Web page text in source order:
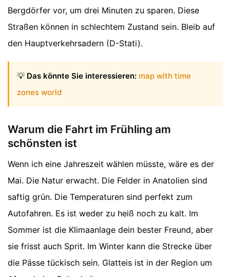
Bergdörfer vor, um drei Minuten zu sparen. Diese
Straßen können in schlechtem Zustand sein. Bleib auf
den Hauptverkehrsadern (D-Stati).
💡 Das könnte Sie interessieren: map with time
zones world
Warum die Fahrt im Frühling am
schönsten ist
Wenn ich eine Jahreszeit wählen müsste, wäre es der
Mai. Die Natur erwacht. Die Felder in Anatolien sind
saftig grün. Die Temperaturen sind perfekt zum
Autofahren. Es ist weder zu heiß noch zu kalt. Im
Sommer ist die Klimaanlage dein bester Freund, aber
sie frisst auch Sprit. Im Winter kann die Strecke über
die Pässe tückisch sein. Glatteis ist in der Region um